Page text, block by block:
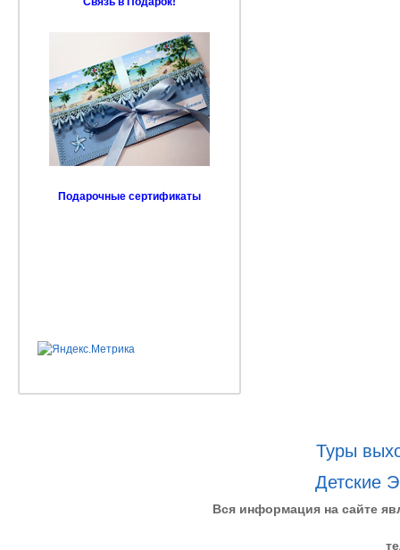
Подарочные сертификаты
Туры
Детские
Вся информация на сайте